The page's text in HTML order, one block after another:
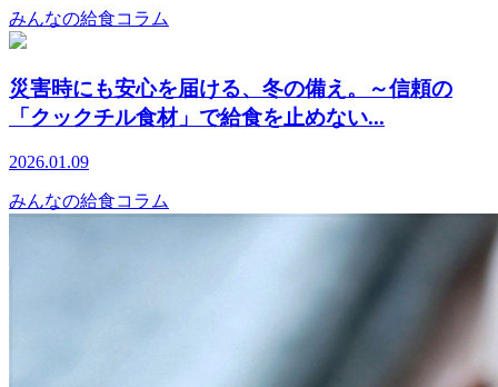
みんなの給食コラム
災害時にも安心を届ける、冬の備え。～信頼の
「クックチル食材」で給食を止めない...
2026.01.09
みんなの給食コラム